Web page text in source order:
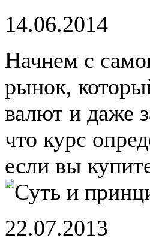
14.06.2014
Начнем с
рынок,
валют и даже
что курс
если вы
22.07.2013